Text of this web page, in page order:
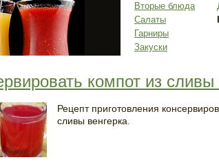
Вторые блюда
Салаты
Гарниры
Закуски
компот из сливы
Рецепт приготовления
сливы венгерка.